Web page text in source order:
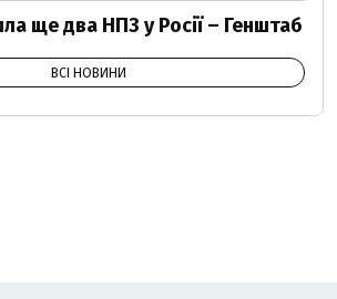
ще два НПЗ у Росії – Генштаб
ВСІ НОВИНИ